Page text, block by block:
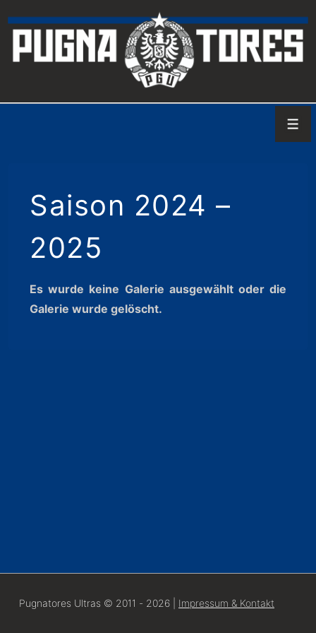
Zum
Inhalt
Saison 2024 –
2025
Es wurde keine Galerie ausgewählt oder die
Galerie wurde gelöscht.
Pugnatores Ultras © 2011 - 2026 | Impressum & Kontakt